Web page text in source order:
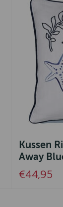
Kussen
Away
€44,95